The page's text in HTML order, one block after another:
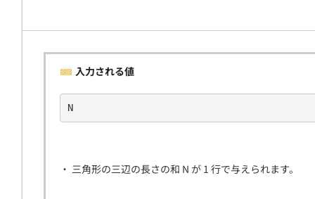
入力される値
N
・ 三角形の三辺の長さの和 N が 1 行で与えられます。